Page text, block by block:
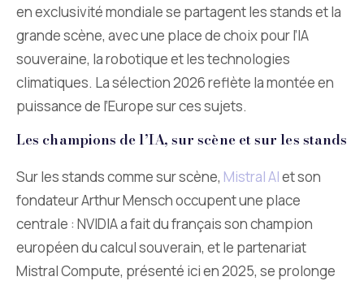
en exclusivité mondiale se partagent les stands et la
grande scène, avec une place de choix pour l’IA
souveraine, la robotique et les technologies
climatiques. La sélection 2026 reflète la montée en
puissance de l’Europe sur ces sujets.
Les champions de l’IA, sur scène et sur les stands
Sur les stands comme sur scène, Mistral AIet son
fondateur Arthur Mensch occupent une place
centrale : NVIDIA a fait du français son champion
européen du calcul souverain, et le partenariat
Mistral Compute, présenté ici en 2025, se prolonge